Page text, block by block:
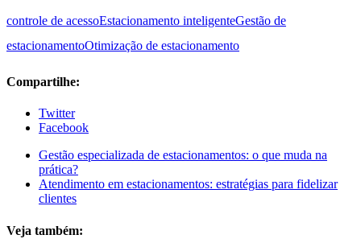
controle de acessoEstacionamento inteligenteGestão de
estacionamentoOtimização de estacionamento
Compartilhe:
Twitter
Facebook
Gestão especializada de estacionamentos: o que muda na
prática?
Atendimento em estacionamentos: estratégias para fidelizar
clientes
Veja também: